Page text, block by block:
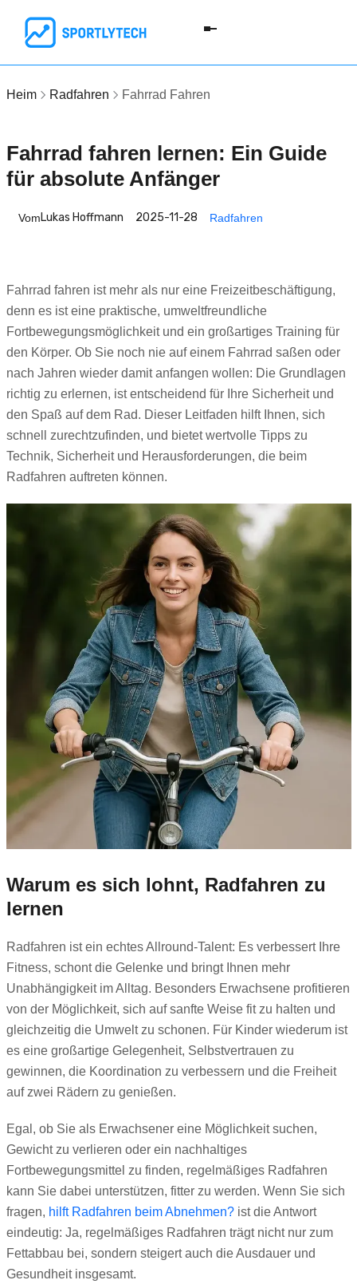
Heim Radfahren Fahrrad Fahren
Fahrrad fahren lernen: Ein Guide
für absolute Anfänger
VomLukas Hoffmann 2025-11-28 Radfahren
Fahrrad fahren ist mehr als nur eine Freizeitbeschäftigung,
denn es ist eine praktische, umweltfreundliche
Fortbewegungsmöglichkeit und ein großartiges Training für
den Körper. Ob Sie noch nie auf einem Fahrrad saßen oder
nach Jahren wieder damit anfangen wollen: Die Grundlagen
richtig zu erlernen, ist entscheidend für Ihre Sicherheit und
den Spaß auf dem Rad. Dieser Leitfaden hilft Ihnen, sich
schnell zurechtzufinden, und bietet wertvolle Tipps zu
Technik, Sicherheit und Herausforderungen, die beim
Radfahren auftreten können.
Warum es sich lohnt, Radfahren zu
lernen
Radfahren ist ein echtes Allround-Talent: Es verbessert Ihre
Fitness, schont die Gelenke und bringt Ihnen mehr
Unabhängigkeit im Alltag. Besonders Erwachsene profitieren
von der Möglichkeit, sich auf sanfte Weise fit zu halten und
gleichzeitig die Umwelt zu schonen. Für Kinder wiederum ist
es eine großartige Gelegenheit, Selbstvertrauen zu
gewinnen, die Koordination zu verbessern und die Freiheit
auf zwei Rädern zu genießen.
Egal, ob Sie als Erwachsener eine Möglichkeit suchen,
Gewicht zu verlieren oder ein nachhaltiges
Fortbewegungsmittel zu finden, regelmäßiges Radfahren
kann Sie dabei unterstützen, fitter zu werden. Wenn Sie sich
fragen, hilft Radfahren beim Abnehmen?ist die Antwort
eindeutig: Ja, regelmäßiges Radfahren trägt nicht nur zum
Fettabbau bei, sondern steigert auch die Ausdauer und
Gesundheit insgesamt.